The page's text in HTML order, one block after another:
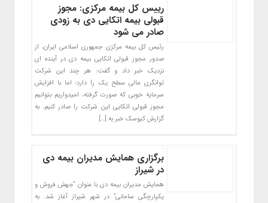
رییس کل بیمه مرکزی: مجوز
قبولی بیمه اتکایی دی به زودی
صادر می شود
رئیس کل بیمه مرکزی جمهوری اسلامی ایران، از
صدور مجوز قبولی اتکایی بیمه دی در آینده ای
نزدیک خبر داد و گفت: هر چند این شرکت
توانگری مالی سطح یک را دارد؛ اما با افزایش
سرمایه خوبی که صورت گرفته، امیدواریم بتوانیم
مجوز قبولی اتکایی این شرکت را صادر کنیم. به
گزارش کیوسک خبر به […]
برگزاری همایش مدیران بیمه دی
در شیراز
همایش مدیران بیمه دی با عنوان “جهش فروش و
یکپارچگی سامانی” در شهر شیراز آغاز شد. به